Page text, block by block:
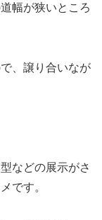
幅が狭いところ
、譲り合いなが
などの展示がさ
です。